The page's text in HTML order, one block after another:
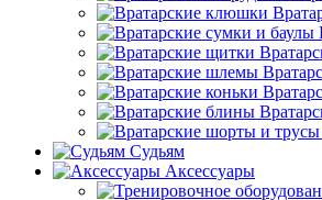
Судьям
Аксессуары